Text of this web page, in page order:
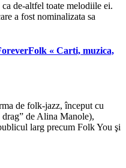
de-altfel toate melodiile ei.
a fost nominalizata sa
« Carti, muzica,
de folk-jazz, început cu
de Alina Manole),
larg precum Folk You şi